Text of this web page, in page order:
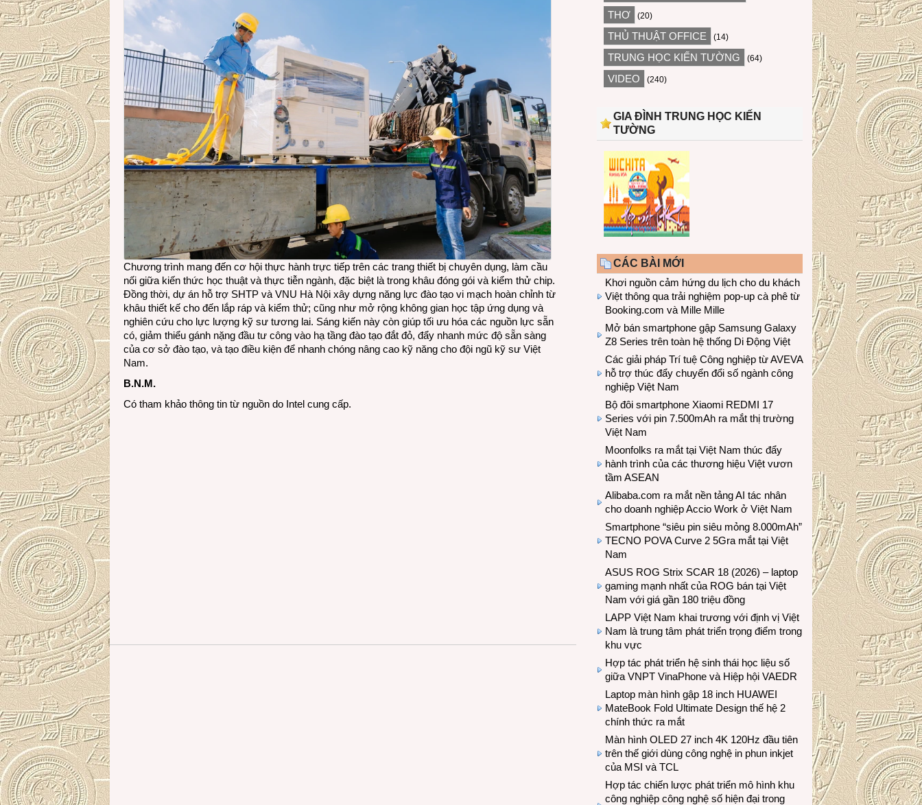
Chương trình mang đến cơ hội thực hành trực tiếp trên các trang thiết bị chuyên dụng, làm cầu
nối giữa kiến thức học thuật và thực tiễn ngành, đặc biệt là trong khâu đóng gói và kiểm thử chip.
Đồng thời, dự án hỗ trợ SHTP và VNU Hà Nội xây dựng năng lực đào tạo vi mạch hoàn chỉnh từ
khâu thiết kế cho đến lắp ráp và kiểm thử; cũng như mở rộng không gian học tập ứng dụng và
nghiên cứu cho lực lượng kỹ sư tương lai. Sáng kiến này còn giúp tối ưu hóa các nguồn lực sẵn
có, giảm thiểu gánh nặng đầu tư công vào hạ tầng đào tạo đắt đỏ, đẩy nhanh mức độ sẵn sàng
của cơ sở đào tạo, và tạo điều kiện để nhanh chóng nâng cao kỹ năng cho đội ngũ kỹ sư Việt
Nam.
B.N.M.
Có tham khảo thông tin từ nguồn do Intel cung cấp.
THƠ (20)
THỦ THUẬT OFFICE (14)
TRUNG HỌC KIẾN TƯỜNG (64)
VIDEO (240)
GIA ĐÌNH TRUNG HỌC KIẾN
TƯỜNG
CÁC BÀI MỚI
Khơi nguồn cảm hứng du lịch cho du khách
Việt thông qua trải nghiệm pop-up cà phê từ
Booking.com và Mille Mille
Mở bán smartphone gập Samsung Galaxy
Z8 Series trên toàn hệ thống Di Động Việt
Các giải pháp Trí tuệ Công nghiệp từ AVEVA
hỗ trợ thúc đẩy chuyển đổi số ngành công
nghiệp Việt Nam
Bộ đôi smartphone Xiaomi REDMI 17
Series với pin 7.500mAh ra mắt thị trường
Việt Nam
Moonfolks ra mắt tại Việt Nam thúc đẩy
hành trình của các thương hiệu Việt vươn
tầm ASEAN
Alibaba.com ra mắt nền tảng AI tác nhân
cho doanh nghiệp Accio Work ở Việt Nam
Smartphone “siêu pin siêu mỏng 8.000mAh”
TECNO POVA Curve 2 5Gra mắt tại Việt
Nam
ASUS ROG Strix SCAR 18 (2026) – laptop
gaming mạnh nhất của ROG bán tại Việt
Nam với giá gần 180 triệu đồng
LAPP Việt Nam khai trương với định vị Việt
Nam là trung tâm phát triển trọng điểm trong
khu vực
Hợp tác phát triển hệ sinh thái học liệu số
giữa VNPT VinaPhone và Hiệp hội VAEDR
Laptop màn hình gập 18 inch HUAWEI
MateBook Fold Ultimate Design thế hệ 2
chính thức ra mắt
Màn hình OLED 27 inch 4K 120Hz đầu tiên
trên thế giới dùng công nghệ in phun inkjet
của MSI và TCL
Hợp tác chiến lược phát triển mô hình khu
công nghiệp công nghệ số hiện đại trong